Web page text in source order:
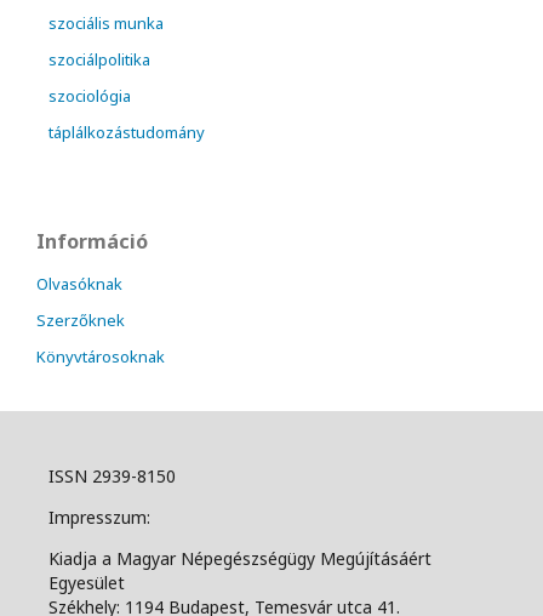
szociális munka
szociálpolitika
szociológia
táplálkozástudomány
Információ
Olvasóknak
Szerzőknek
Könyvtárosoknak
ISSN 2939-8150
Impresszum:
Kiadja a Magyar Népegészségügy Megújításáért
Egyesület
Székhely: 1194 Budapest, Temesvár utca 41.